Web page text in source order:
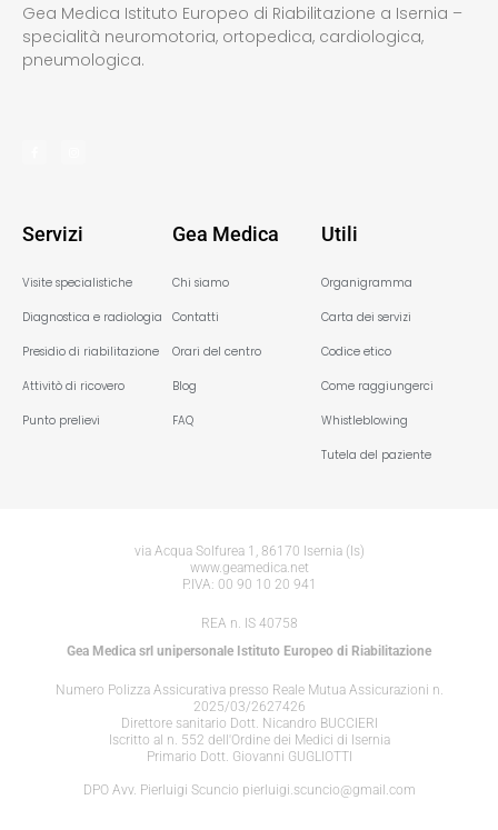
Gea Medica Istituto Europeo di Riabilitazione a Isernia –
specialità neuromotoria, ortopedica, cardiologica,
pneumologica.
Servizi
Visite specialistiche
Diagnostica e radiologia
Presidio di riabilitazione
Attivitò di ricovero
Punto prelievi
Gea Medica
Chi siamo
Contatti
Orari del centro
Blog
FAQ
Utili
Organigramma
Carta dei servizi
Codice etico
Come raggiungerci
Whistleblowing
Tutela del paziente
via Acqua Solfurea 1, 86170 Isernia (Is)
www.geamedica.net
P.IVA: 00 90 10 20 941
REA n. IS 40758
Gea Medica srl unipersonale Istituto Europeo di Riabilitazione
Numero Polizza Assicurativa presso Reale Mutua Assicurazioni n.
2025/03/2627426
Direttore sanitario Dott. Nicandro BUCCIERI
Iscritto al n. 552 dell'Ordine dei Medici di Isernia
Primario Dott. Giovanni GUGLIOTTI
DPO Avv. Pierluigi Scuncio pierluigi.scuncio@gmail.com